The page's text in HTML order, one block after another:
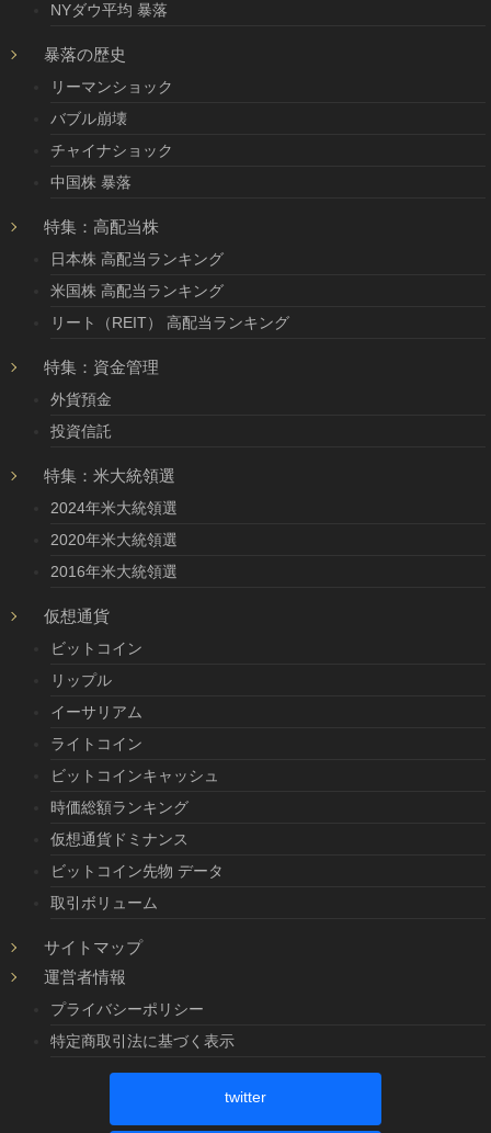
NYダウ平均 暴落
暴落の歴史
リーマンショック
バブル崩壊
チャイナショック
中国株 暴落
特集：高配当株
日本株 高配当ランキング
米国株 高配当ランキング
リート（REIT） 高配当ランキング
特集：資金管理
外貨預金
投資信託
特集：米大統領選
2024年米大統領選
2020年米大統領選
2016年米大統領選
仮想通貨
ビットコイン
リップル
イーサリアム
ライトコイン
ビットコインキャッシュ
時価総額ランキング
仮想通貨ドミナンス
ビットコイン先物 データ
取引ボリューム
サイトマップ
運営者情報
プライバシーポリシー
特定商取引法に基づく表示
twitter